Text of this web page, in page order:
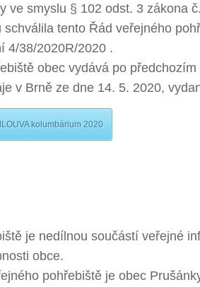
ve smyslu § 102 odst. 3 zákona
tento Řád veřejného
4/38/2020R/2020 .
obec vydává po
v Brně ze dne 14. 5. 2020,
kolumbárium 2020
je nedílnou součástí veřejné
obce.
pohřebiště je obec